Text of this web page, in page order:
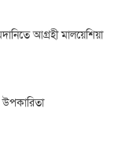
আগ্রহী মালয়েশিয়া